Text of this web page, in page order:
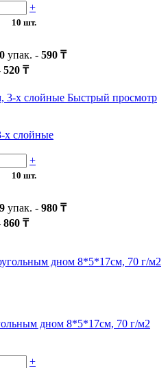
+
10 шт.
упак. - 590 ₸
520 ₸
Быстрый просмотр
слойные
+
10 шт.
упак. - 980 ₸
860 ₸
дном 8*5*17см, 70 г/м2
+